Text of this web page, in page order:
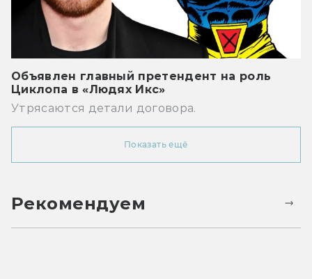
Объявлен главный претендент на роль
Циклопа в «Людях Икс»
Утрясаются детали договора.
Показать ещё
Рекомендуем